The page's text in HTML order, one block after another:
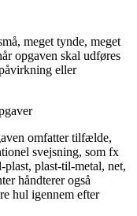
meget tynde, meget
opgaven skal udføres
eller
omfatter tilfælde,
svejsning, som fx
plast-til-metal, net,
håndterer også
hul igennem efter